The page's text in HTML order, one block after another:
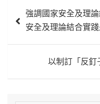
章 強調國家安全及理
安全及理論結合實
以制訂「反釘